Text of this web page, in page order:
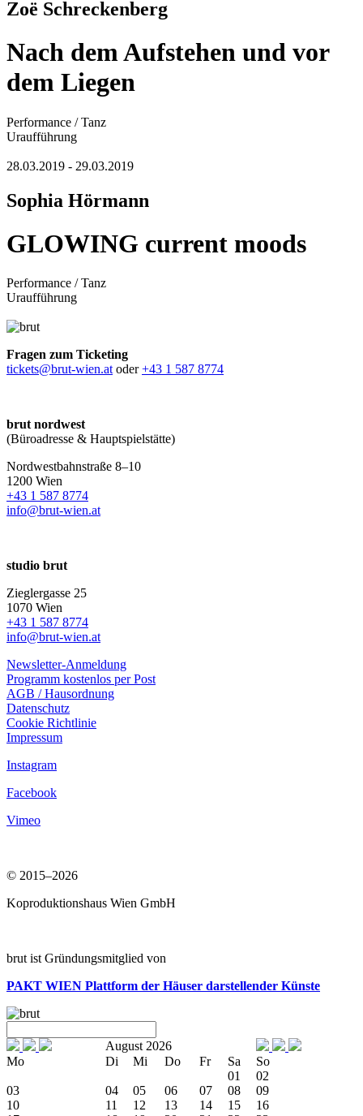
Zoë Schreckenberg
Nach dem Aufstehen und vor
dem Liegen
Performance / Tanz
Uraufführung
28.03.2019 - 29.03.2019
Sophia Hörmann
GLOWING current moods
Performance / Tanz
Uraufführung
Fragen zum Ticketing
tickets@brut-wien.at oder+43 1 587 8774
brut nordwest
(Büroadresse & Hauptspielstätte)
Nordwestbahnstraße 8–10
1200 Wien
+43 1 587 8774
info@brut-wien.at
studio brut
Zieglergasse 25
1070 Wien
+43 1 587 8774
info@brut-wien.at
Newsletter-Anmeldung
Programm kostenlos per Post
AGB / Hausordnung
Datenschutz
Cookie Richtlinie
Impressum
Instagram
Facebook
Vimeo
© 2015–2026
Koproduktionshaus Wien GmbH
brut ist Gründungsmitglied von
PAKT WIEN Plattform der Häuser darstellender Künste
August 2026
Mo
Di Mi Do Fr Sa
So
01
02
03
04 05 06 07 08
09
10
11 12 13 14 15
16